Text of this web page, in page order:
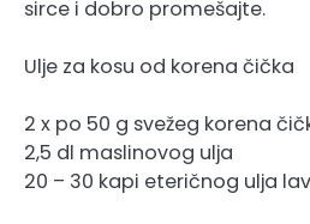
sirce i dobro promešajte.
Ulje za kosu od korena čička
2 x po 50 g svežeg korena
2,5 dl maslinovog ulja
20 – 30 kapi eteričnog ulja